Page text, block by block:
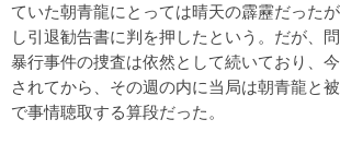
ていた朝青龍にとっては晴天の霹靂だった
し引退勧告書に判を押したという。だが、
暴行事件の捜査は依然として続いており、
されてから、その週の内に当局は朝青龍と
で事情聴取する算段だった。